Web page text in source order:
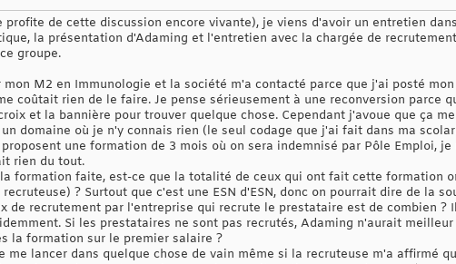
profite de cette discussion encore vivante), je viens d'avoir un entretien
la présentation d'Adaming et l'entretien avec la chargée de
groupe.
M2 en Immunologie et la société m'a contacté parce que j'ai posté
coûtait rien de le faire. Je pense sérieusement à une reconversion parce
et la bannière pour trouver quelque chose. Cependant j'avoue que ça
domaine où je n'y connais rien (le seul codage que j'ai fait dans ma
une formation de 3 mois où on sera indemnisé par Pôle Emploi,
rien du tout.
formation faite, est-ce que la totalité de ceux qui ont fait cette formation
? Surtout que c'est une ESN d'ESN, donc on pourrait dire de la
de recrutement par l'entreprise qui recrute le prestataire est de combien ?
Si les prestataires ne sont pas recrutés, Adaming n'aurait
la formation sur le premier salaire ?
me lancer dans quelque chose de vain même si la recruteuse m'a affirmé